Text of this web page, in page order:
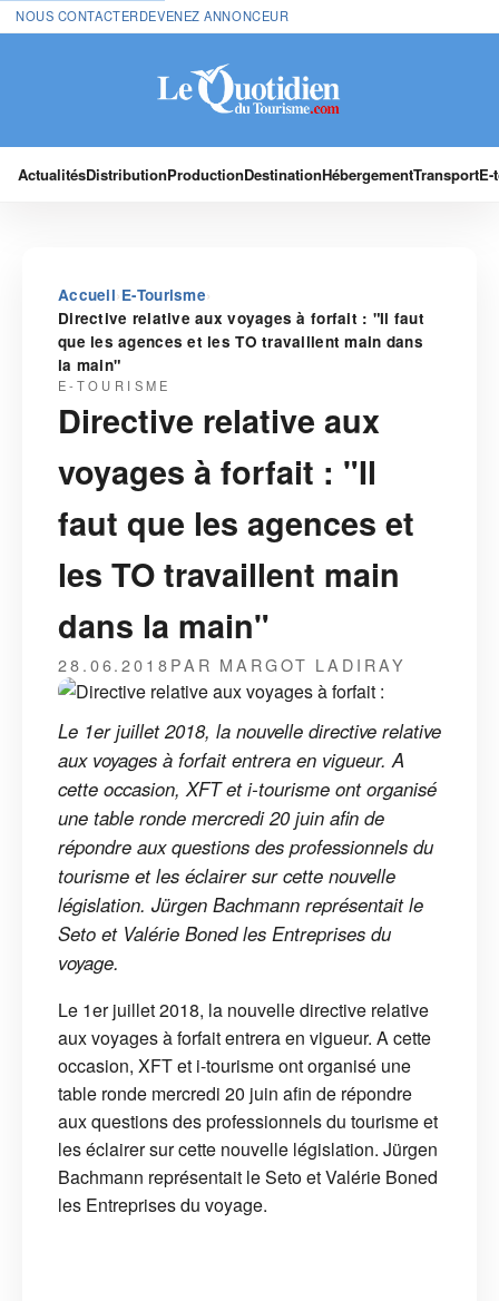
NOUS CONTACTERDEVENEZ ANNONCEUR
ActualitésDistributionProductionDestinationHébergementTransport
Accueil›E-Tourisme›
Directive relative aux voyages à forfait : "Il faut
que les agences et les TO travaillent main dans
la main"
E-TOURISME
Directive relative aux
voyages à forfait : "Il
faut que les agences et
les TO travaillent main
dans la main"
28.06.2018PAR MARGOT LADIRAY
Le 1er juillet 2018, la nouvelle directive relative
aux voyages à forfait entrera en vigueur. A
cette occasion, XFT et i-tourisme ont organisé
une table ronde mercredi 20 juin afin de
répondre aux questions des professionnels du
tourisme et les éclairer sur cette nouvelle
législation. Jürgen Bachmann représentait le
Seto et Valérie Boned les Entreprises du
voyage.
Le 1er juillet 2018, la nouvelle directive relative
aux voyages à forfait entrera en vigueur. A cette
occasion, XFT et i-tourisme ont organisé une
table ronde mercredi 20 juin afin de répondre
aux questions des professionnels du tourisme et
les éclairer sur cette nouvelle législation. Jürgen
Bachmann représentait le Seto et Valérie Boned
les Entreprises du voyage.